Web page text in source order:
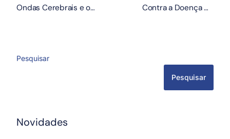
Ondas Cerebrais e o
Contra a Doença de
Pesquisar
Pesquisar
Novidades